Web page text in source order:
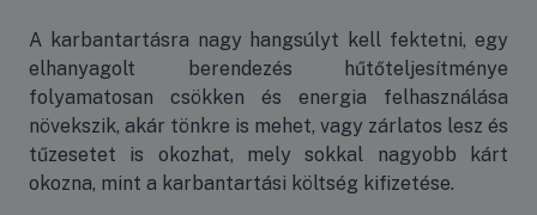
A karbantartásra nagy hangsúlyt kell fektetni, egy
elhanyagolt berendezés hűtőteljesítménye
folyamatosan csökken és energia felhasználása
növekszik, akár tönkre is mehet, vagy zárlatos lesz és
tűzesetet is okozhat, mely sokkal nagyobb kárt
okozna, mint a karbantartási költség kifizetése.